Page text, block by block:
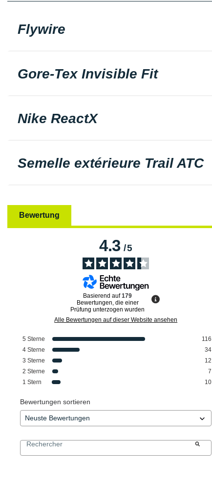
Flywire
Gore-Tex Invisible Fit
Nike ReactX
Semelle extérieure Trail ATC
Bewertung
4.3/5
Basierend auf179
Bewertungen, die einer
Prüfung unterzogen wurden
Alle Bewertungen auf dieser Website ansehen
5 Sterne
116
4 Sterne
34
3 Sterne
12
2 Sterne
7
1 Stern 10
Bewertungen sortieren